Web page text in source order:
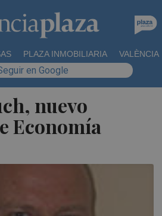
PLAZA INMOBILIARIA VALÈNCIA
en Google
nuevo
Economía